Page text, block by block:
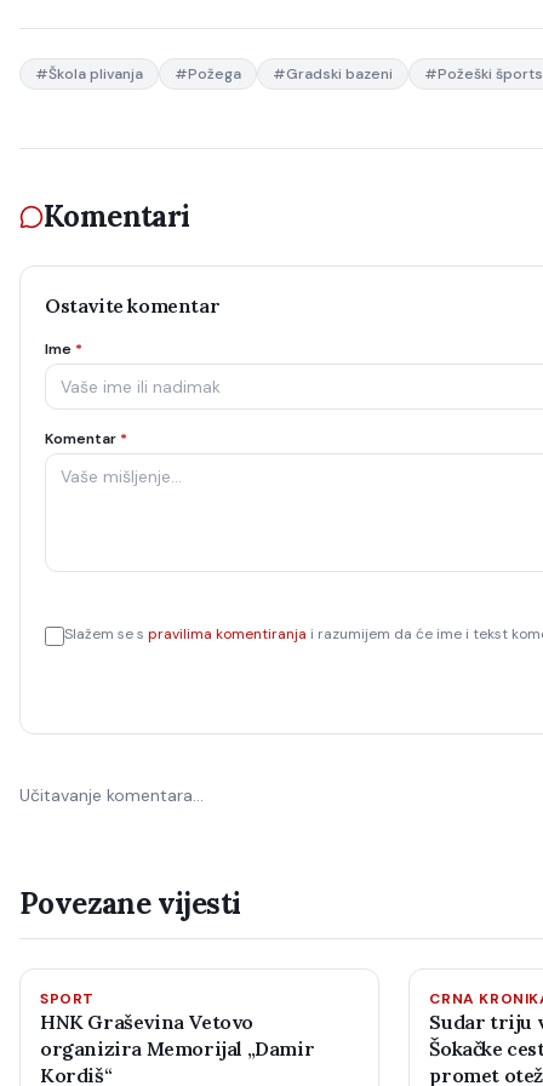
#Škola plivanja #Požega #Gradski bazeni #Požeški
Komentari
Ostavite komentar
Ime *
Komentar *
Slažem se s pravilima komentiranja i razumijem da će ime i tekst
Učitavanje komentara…
Povezane vijesti
SPORT
HNK Graševina Vetovo
organizira Memorijal „Damir
Kordiš“
CRNA
Sudar triju
Šokačke
promet